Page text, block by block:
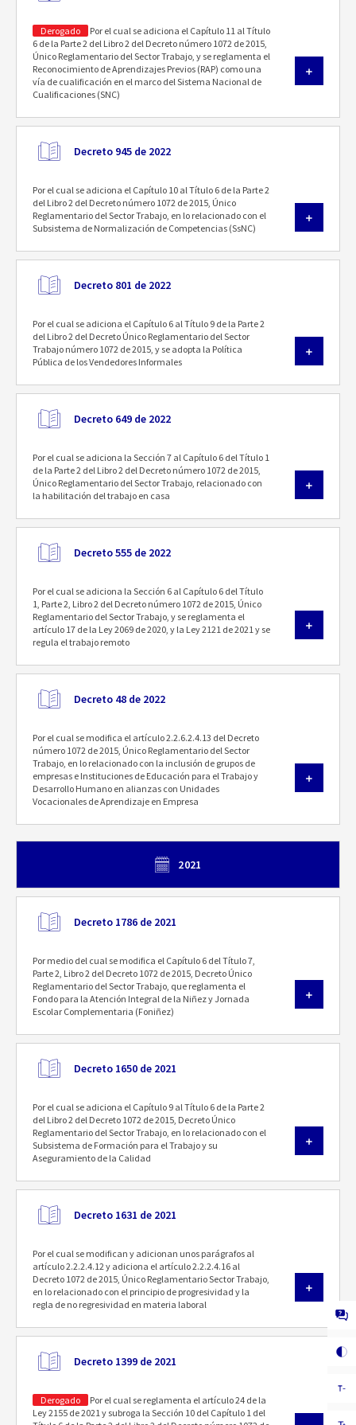
Derogado
Por el cual se adiciona el Capítulo 11 al Título
6 de la Parte 2 del Libro 2 del Decreto número 1072 de 2015,
Único Reglamentario del Sector Trabajo, y se reglamenta el
Reconocimiento de Aprendizajes Previos (RAP) como una
vía de cualificación en el marco del Sistema Nacional de
Cualificaciones (SNC)
Decreto 945 de 2022
Por el cual se adiciona el Capítulo 10 al Título 6 de la Parte 2
del Libro 2 del Decreto número 1072 de 2015, Único
Reglamentario del Sector Trabajo, en lo relacionado con el
Subsistema de Normalización de Competencias (SsNC)
Decreto 801 de 2022
Por el cual se adiciona el Capítulo 6 al Título 9 de la Parte 2
del Libro 2 del Decreto Único Reglamentario del Sector
Trabajo número 1072 de 2015, y se adopta la Política
Pública de los Vendedores Informales
Decreto 649 de 2022
Por el cual se adiciona la Sección 7 al Capítulo 6 del Título 1
de la Parte 2 del Libro 2 del Decreto número 1072 de 2015,
Único Reglamentario del Sector Trabajo, relacionado con
la habilitación del trabajo en casa
Decreto 555 de 2022
Por el cual se adiciona la Sección 6 al Capítulo 6 del Título
1, Parte 2, Libro 2 del Decreto número 1072 de 2015, Único
Reglamentario del Sector Trabajo, y se reglamenta el
artículo 17 de la Ley 2069 de 2020, y la Ley 2121 de 2021 y se
regula el trabajo remoto
Decreto 48 de 2022
Por el cual se modifica el artículo 2.2.6.2.4.13 del Decreto
número 1072 de 2015, Único Reglamentario del Sector
Trabajo, en lo relacionado con la inclusión de grupos de
empresas e Instituciones de Educación para el Trabajo y
Desarrollo Humano en alianzas con Unidades
Vocacionales de Aprendizaje en Empresa
2021
Decreto 1786 de 2021
Por medio del cual se modifica el Capítulo 6 del Título 7,
Parte 2, Libro 2 del Decreto 1072 de 2015, Decreto Único
Reglamentario del Sector Trabajo, que reglamenta el
Fondo para la Atención Integral de la Niñez y Jornada
Escolar Complementaria (Foniñez)
Decreto 1650 de 2021
Por el cual se adiciona el Capítulo 9 al Título 6 de la Parte 2
del Libro 2 del Decreto 1072 de 2015, Decreto Único
Reglamentario del Sector Trabajo, en lo relacionado con el
Subsistema de Formación para el Trabajo y su
Aseguramiento de la Calidad
Decreto 1631 de 2021
Por el cual se modifican y adicionan unos parágrafos al
artículo 2.2.2.4.12 y adiciona el artículo 2.2.2.4.16 al
Decreto 1072 de 2015, Único Reglamentario Sector Trabajo,
en lo relacionado con el principio de progresividad y la
regla de no regresividad en materia laboral
Decreto 1399 de 2021
Derogado
Por el cual se reglamenta el artículo 24 de la
Ley 2155 de 2021 y subroga la Sección 10 del Capítulo 1 del